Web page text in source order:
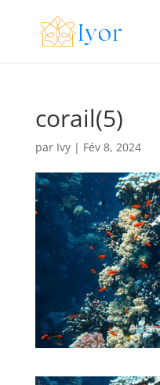
corail(5)
par Ivy| Fév 8, 2024